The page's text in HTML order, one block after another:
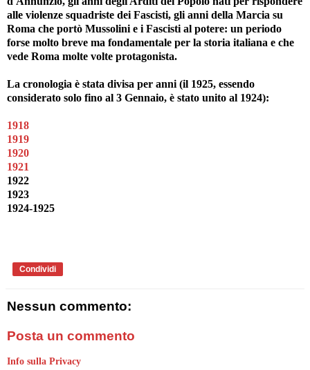
alle violenze squadriste dei Fascisti, gli anni della Marcia su
Roma che portò Mussolini e i Fascisti al potere: un periodo
forse molto breve ma fondamentale per la storia italiana e che
vede Roma molte volte protagonista.
La cronologia è stata divisa per anni (il 1925, essendo
considerato solo fino al 3 Gennaio, è stato unito al 1924):
1918
1919
1920
1921
1922
1923
1924-1925
Condividi
Nessun commento:
Posta un commento
Info sulla Privacy